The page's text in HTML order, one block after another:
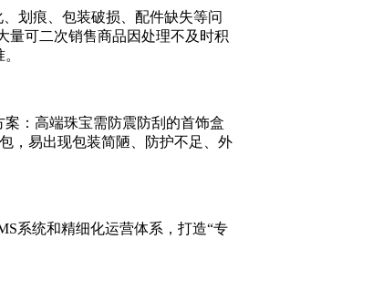
划痕、包装破损、配件缺失等问
量可二次销售商品因处理不及时积
：高端珠宝需防震防刮的首饰盒
，易出现包装简陋、防护不足、外
系统和精细化运营体系，打造“专